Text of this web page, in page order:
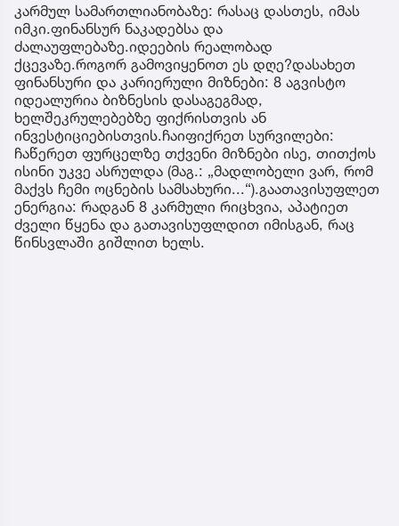
კარმულ სამართლიანობაზე: რასაც დასთეს, იმას
იმკი.ფინანსურ ნაკადებსა და
ძალაუფლებაზე.იდეების რეალობად
ქცევაზე.როგორ გამოვიყენოთ ეს დღე?დასახეთ
ფინანსური და კარიერული მიზნები: 8 აგვისტო
იდეალურია ბიზნესის დასაგეგმად,
ხელშეკრულებებზე ფიქრისთვის ან
ინვესტიციებისთვის.ჩაიფიქრეთ სურვილები:
ჩაწერეთ ფურცელზე თქვენი მიზნები ისე, თითქოს
ისინი უკვე ასრულდა (მაგ.: „მადლობელი ვარ, რომ
მაქვს ჩემი ოცნების სამსახური...“).გაათავისუფლეთ
ენერგია: რადგან 8 კარმული რიცხვია, აპატიეთ
ძველი წყენა და გათავისუფლდით იმისგან, რაც
წინსვლაში გიშლით ხელს.